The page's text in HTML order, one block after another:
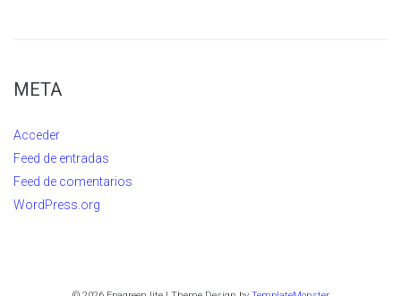
META
Acceder
Feed de entradas
Feed de comentarios
WordPress.org